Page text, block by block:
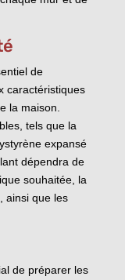
de
caractéristiques
la maison.
tels que la
expansé
dépendra de
souhaitée, la
ainsi que les
de préparer les